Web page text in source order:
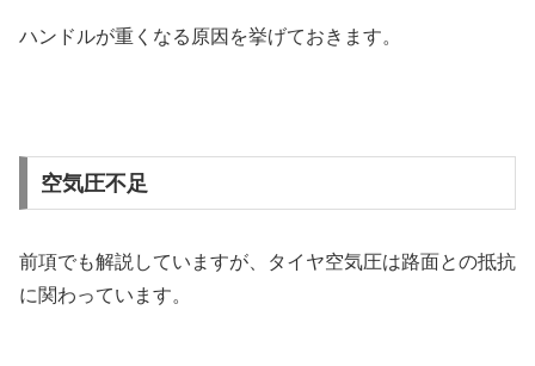
ハンドルが重くなる原因を挙げておきます。
空気圧不足
前項でも解説していますが、タイヤ空気圧は路面との抵抗
に関わっています。